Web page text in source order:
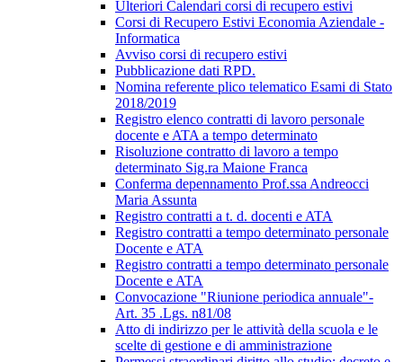
Ulteriori Calendari corsi di recupero estivi
Corsi di Recupero Estivi Economia Aziendale -
Informatica
Avviso corsi di recupero estivi
Pubblicazione dati RPD.
Nomina referente plico telematico Esami di Stato
2018/2019
Registro elenco contratti di lavoro personale
docente e ATA a tempo determinato
Risoluzione contratto di lavoro a tempo
determinato Sig.ra Maione Franca
Conferma depennamento Prof.ssa Andreocci
Maria Assunta
Registro contratti a t. d. docenti e ATA
Registro contratti a tempo determinato personale
Docente e ATA
Registro contratti a tempo determinato personale
Docente e ATA
Convocazione "Riunione periodica annuale"-
Art. 35 .Lgs. n81/08
Atto di indirizzo per le attività della scuola e le
scelte di gestione e di amministrazione